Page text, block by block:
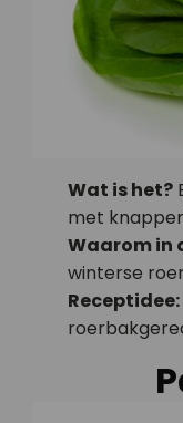
Wat is het?
met
Waarom in
winterse
Receptidee: